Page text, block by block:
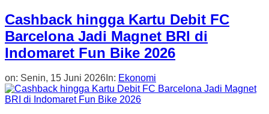
Cashback hingga Kartu Debit FC
Barcelona Jadi Magnet BRI di
Indomaret Fun Bike 2026
on: Senin, 15 Juni 2026 In: Ekonomi